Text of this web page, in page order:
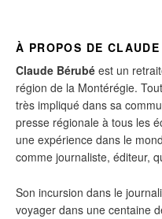
À PROPOS DE
Claude Bérubé est un
région de la Montérégie.
très impliqué dans sa
presse régionale à tous les
une expérience dans le
comme journaliste, éditeur,
Son incursion dans le
voyager dans une centaine